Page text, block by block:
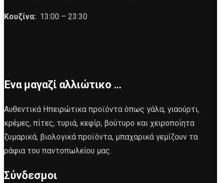
Κουζίνα: 13:00 – 23:30
Ένα μαγαζί αλλιώτικο …
Αυθεντικά Ηπειρώτικα προϊόντα όπως γάλα, γιαούρτι,
κρέμες, πίτες, τυριά, κεφίρ, βούτυρο και χειροποίητα
ζυμαρικά, βιολογικά προϊόντα, μπαχαρικά γεμίζουν τα
ράφια του παντοπωλείου μας.
Σύνδεσμοι